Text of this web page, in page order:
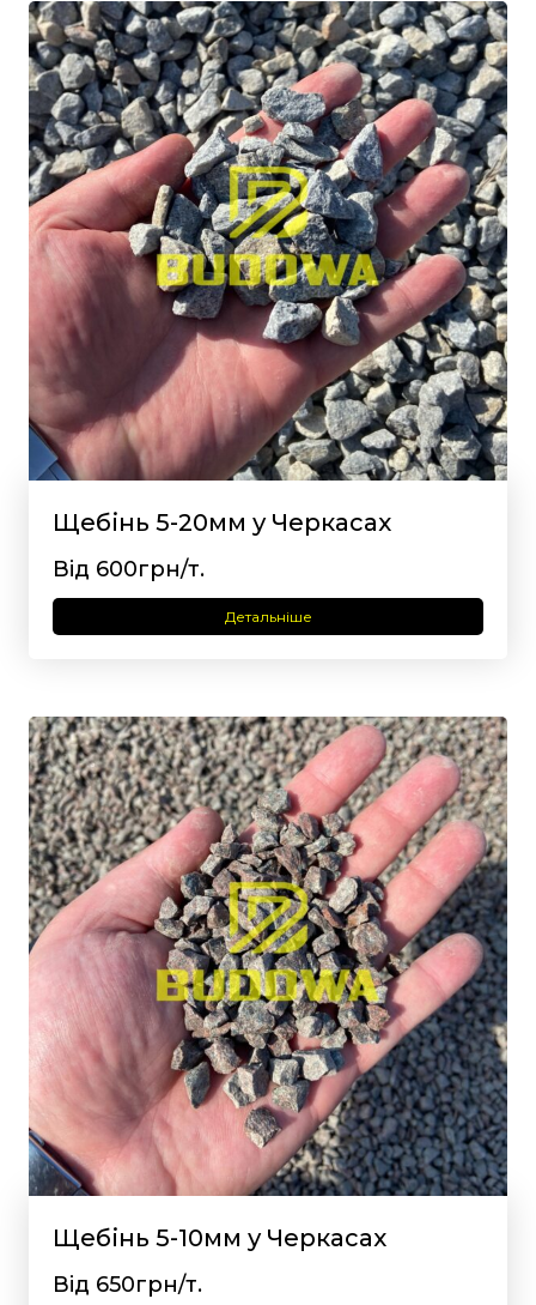
Щебінь 5-20мм у Черкасах
Від 600грн/т.
Детальніше
Щебінь 5-10мм у Черкасах
Від 650грн/т.